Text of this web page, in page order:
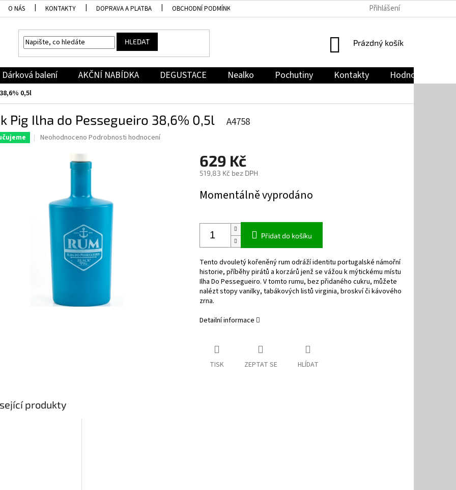
O NÁS KONTAKTY DOPRAVA A PLATBA OBCHODNÍ PODMÍNKY JAK NAKUPOVAT
Přihlášení
HLEDAT
NÁKUPNÍ
Prázdný košík
Dárková balení AKČNÍ NABÍDKA DEGUSTACE Nealko Pochutiny Kontakty Hodnocení
0,5l
Pig Ilha do Pessegueiro 38,6% 0,5l A4758
Průměrné
hvězdiček.
Neohodnoceno Podrobnosti hodnocení
629 Kč
519,83 Kč bez DPH
cena:
Momentálně vyprodáno
Přidat do košíku
Tento dvouletý kořeněný rum odráží identitu portugalské námořní
historie, příběhy pirátů a korzárů jenž se vážou k mýtickému místu
Ilha Do Pessegueiro. V tomto rumu, bez přidaného cukru, můžete
nalézt stopy vanilky, tabákových listů virginia, broskví či kávového
zrna.
Detailní informace
TISK ZEPTAT SE HLÍDAT
produkty